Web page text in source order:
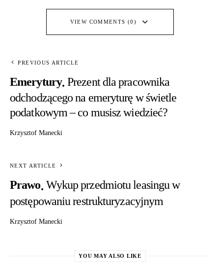
VIEW COMMENTS (0)
PREVIOUS ARTICLE
Emerytury Prezent dla pracownika
odchodzącego na emeryturę w świetle
podatkowym – co musisz wiedzieć?
Krzysztof Manecki
NEXT ARTICLE
Prawo Wykup przedmiotu leasingu w
postępowaniu restrukturyzacyjnym
Krzysztof Manecki
YOU MAY ALSO LIKE